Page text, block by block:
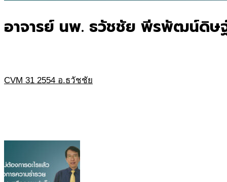
อาจารย์ นพ. ธวัชชัย พีรพัฒน์ดิษ
CVM 31 2554 อ.ธวัชชัย